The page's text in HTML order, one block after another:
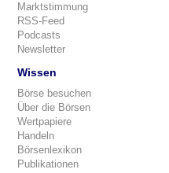
Marktstimmung
RSS-Feed
Podcasts
Newsletter
Wissen
Börse besuchen
Über die Börsen
Wertpapiere
Handeln
Börsenlexikon
Publikationen